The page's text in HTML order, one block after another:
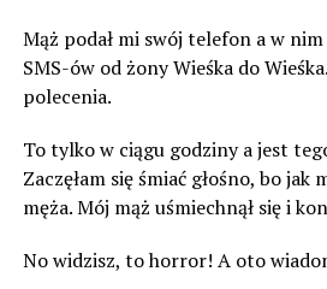
Mąż podał mi swój telefon a w
SMS-ów od żony Wieśka do Wieśka
polecenia.
To tylko w ciągu godziny a jest
Zaczęłam się śmiać głośno, bo jak
męża. Mój mąż uśmiechnął się i
No widzisz, to horror! A oto